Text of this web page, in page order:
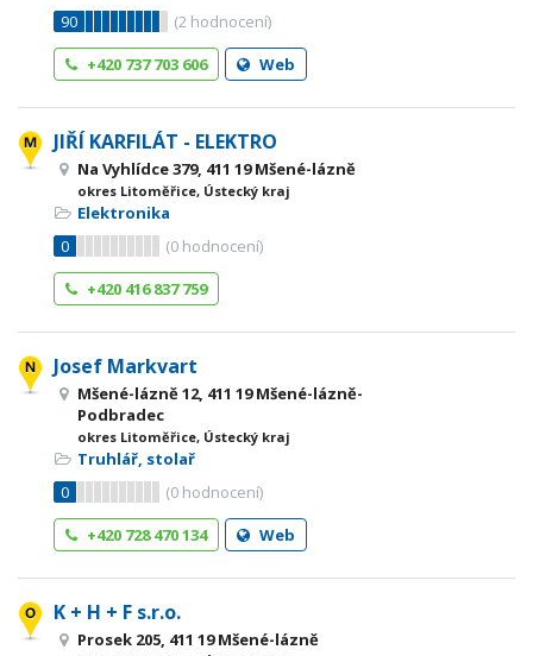
90
(2 hodnocení)
+420 737 703 606
Web
JIŘÍ KARFILÁT - ELEKTRO
Na Vyhlídce 379, 411 19 Mšené-lázně
okres Litoměřice, Ústecký kraj
Elektronika
0
(0 hodnocení)
+420 416 837 759
Josef Markvart
Mšené-lázně 12, 411 19 Mšené-lázně-
Podbradec
okres Litoměřice, Ústecký kraj
Truhlář, stolař
0
(0 hodnocení)
+420 728 470 134
Web
K + H + F s.r.o.
Prosek 205, 411 19 Mšené-lázně